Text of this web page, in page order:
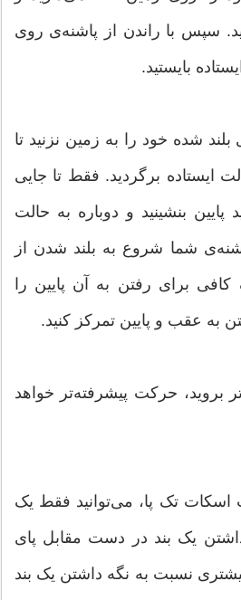
سپس با راندن از پاشنه‌ی روی
بایستید.
شده خود را به زمین نزنید تا
ایستاده برگردید. فقط تا جایی
پایین بنشینید و دوباره به حالت
پاشنه‌ی شما شروع به بلند شدن از
برای رفتن به آن پایین را
به عقب و پایین تمرکز کنید.
بروید، حرکت پیشرفته‌تر خواهد
اسکات تک پا، می‌توانید فقط یک
داشتن یک بند در دست مقابل پای
نسبت به نگه داشتن یک بند